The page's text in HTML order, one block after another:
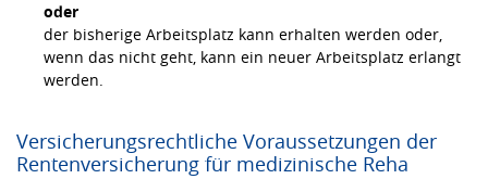
oder
der bisherige Arbeitsplatz kann erhalten werden oder,
wenn das nicht geht, kann ein neuer Arbeitsplatz erlangt
werden.
Versicherungsrechtliche Voraussetzungen der
Rentenversicherung für medizinische Reha